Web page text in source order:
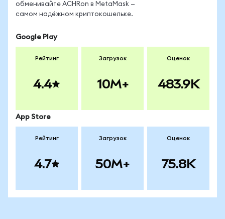
обменивайте ACHRon в MetaMask —
самом надёжном криптокошельке.
Google Play
Рейтинг
4.4
Загрузок
10M+
Оценок
483.9K
App Store
Рейтинг
4.7
Загрузок
50M+
Оценок
75.8K